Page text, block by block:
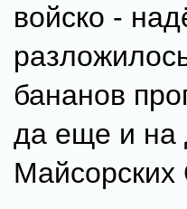
войско -
бананов
да еще и на
Майсорских